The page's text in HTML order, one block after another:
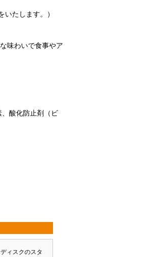
たします。）
味わいで食事やア
酸化防止剤（ビ
ィスクのスタ